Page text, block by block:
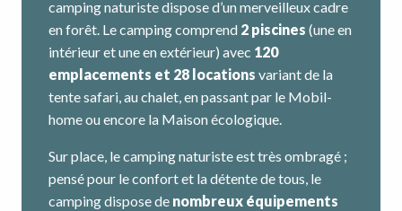
camping naturiste dispose d’un merveilleux cadre
en forêt. Le camping comprend 2 piscines (une en
intérieur et une en extérieur) avec 120
emplacements et 28 locations variant de la
tente safari, au chalet, en passant par le Mobil-
home ou encore la Maison écologique.
Sur place, le camping naturiste est très ombragé ;
pensé pour le confort et la détente de tous, le
camping dispose de nombreux équipements